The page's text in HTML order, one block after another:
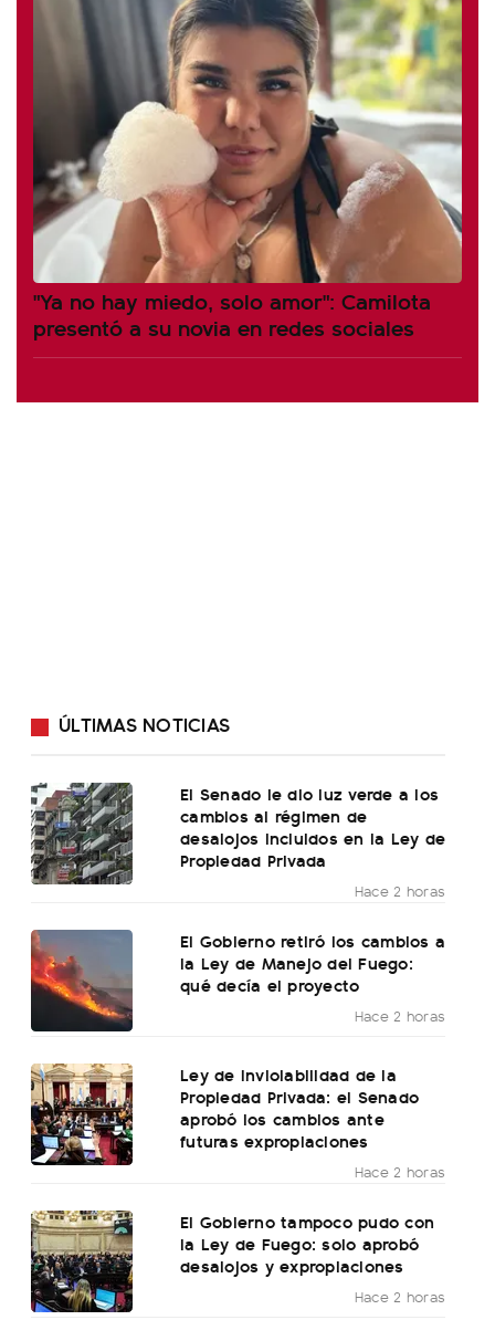
"Ya no hay miedo, solo amor": Camilota
presentó a su novia en redes sociales
ÚLTIMAS NOTICIAS
El Senado le dio luz verde a los
cambios al régimen de
desalojos incluidos en la Ley de
Propiedad Privada
Hace 2 horas
El Gobierno retiró los cambios a
la Ley de Manejo del Fuego:
qué decía el proyecto
Hace 2 horas
Ley de Inviolabilidad de la
Propiedad Privada: el Senado
aprobó los cambios ante
futuras expropiaciones
Hace 2 horas
El Gobierno tampoco pudo con
la Ley de Fuego: solo aprobó
desalojos y expropiaciones
Hace 2 horas